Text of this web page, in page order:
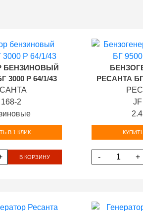
БЕНЗИНОВЫЙ
3000 Р 64/1/43
168-2
В 1 КЛИК
В КОРЗИНУ
РЕСАНТА БГ
- +